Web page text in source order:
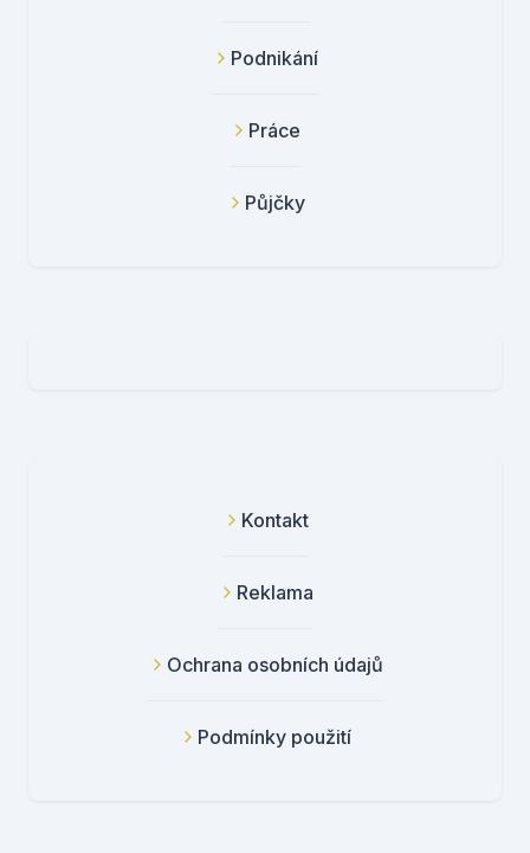
Podnikání
Práce
Půjčky
Kontakt
Reklama
Ochrana osobních údajů
Podmínky použití